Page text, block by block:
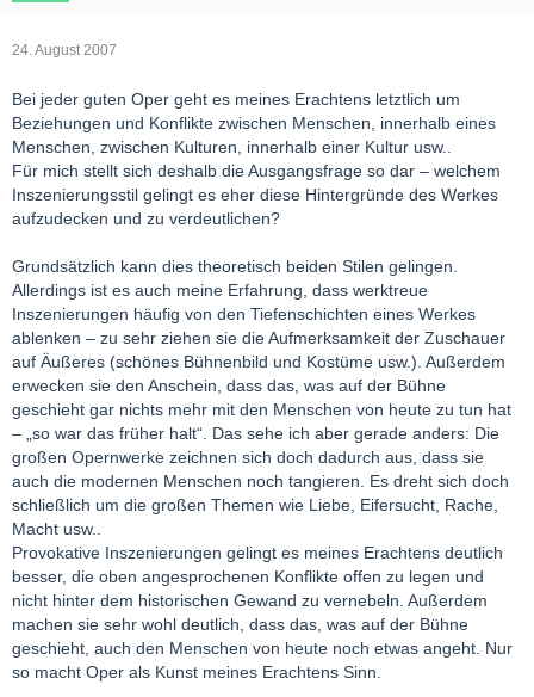
24. August 2007
Bei jeder guten Oper geht es meines Erachtens letztlich um
Beziehungen und Konflikte zwischen Menschen, innerhalb eines
Menschen, zwischen Kulturen, innerhalb einer Kultur usw..
Für mich stellt sich deshalb die Ausgangsfrage so dar – welchem
Inszenierungsstil gelingt es eher diese Hintergründe des Werkes
aufzudecken und zu verdeutlichen?
Grundsätzlich kann dies theoretisch beiden Stilen gelingen.
Allerdings ist es auch meine Erfahrung, dass werktreue
Inszenierungen häufig von den Tiefenschichten eines Werkes
ablenken – zu sehr ziehen sie die Aufmerksamkeit der Zuschauer
auf Äußeres (schönes Bühnenbild und Kostüme usw.). Außerdem
erwecken sie den Anschein, dass das, was auf der Bühne
geschieht gar nichts mehr mit den Menschen von heute zu tun hat
– „so war das früher halt“. Das sehe ich aber gerade anders: Die
großen Opernwerke zeichnen sich doch dadurch aus, dass sie
auch die modernen Menschen noch tangieren. Es dreht sich doch
schließlich um die großen Themen wie Liebe, Eifersucht, Rache,
Macht usw..
Provokative Inszenierungen gelingt es meines Erachtens deutlich
besser, die oben angesprochenen Konflikte offen zu legen und
nicht hinter dem historischen Gewand zu vernebeln. Außerdem
machen sie sehr wohl deutlich, dass das, was auf der Bühne
geschieht, auch den Menschen von heute noch etwas angeht. Nur
so macht Oper als Kunst meines Erachtens Sinn.